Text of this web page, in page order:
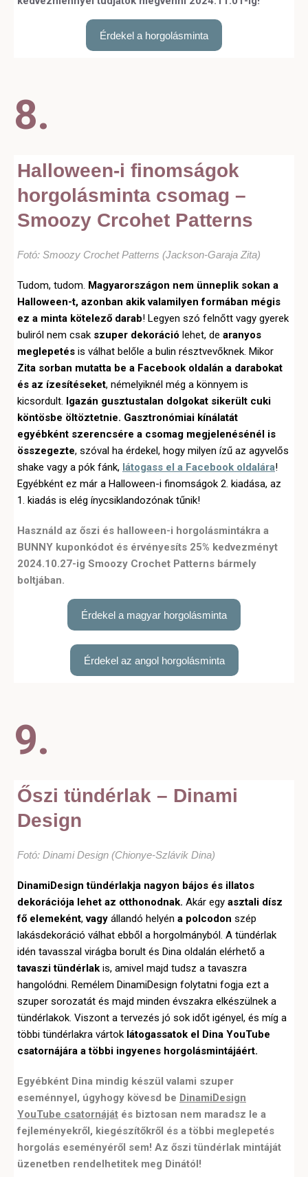
Érdekel a horgolásminta
8.
Halloween-i finomságok
horgolásminta csomag –
Smoozy Crcohet Patterns
Fotó: Smoozy Crochet Patterns (Jackson-Garaja Zita)
Tudom, tudom. Magyarországon nem ünneplik sokan a
Halloween-t, azonban akik valamilyen formában mégis
ez a minta kötelező darab! Legyen szó felnőtt vagy gyerek
buliról nem csak szuper dekoráció lehet, de aranyos
meglepetés is válhat belőle a bulin résztvevőknek. Mikor
Zita sorban mutatta be a Facebook oldalán a darabokat
és az ízesítéseket, némelyiknél még a könnyem is
kicsordult. Igazán gusztustalan dolgokat sikerült cuki
köntösbe öltöztetnie. Gasztronómiai kínálatát
egyébként szerencsére a csomag megjelenésénél is
összegezte, szóval ha érdekel, hogy milyen ízű az agyvelős
shake vagy a pók fánk, látogass el a Facebook oldalára!
Egyébként ez már a Halloween-i finomságok 2. kiadása, az
1. kiadás is elég ínycsiklandozónak tűnik!
Használd az őszi és halloween-i horgolásmintákra a
BUNNY kuponkódot és érvényesíts 25% kedvezményt
2024.10.27-ig Smoozy Crochet Patterns bármely
boltjában.
Érdekel a magyar horgolásminta
Érdekel az angol horgolásminta
9.
Őszi tündérlak – Dinami
Design
Fotó: Dinami Design (Chionye-Szlávik Dina)
DinamiDesign tündérlakja nagyon bájos és illatos
dekorációja lehet az otthonodnak. Akár egy asztali dísz
fő elemeként,vagy állandó helyén a polcodon szép
lakásdekoráció válhat ebből a horgolmányból. A tündérlak
idén tavasszal virágba borult és Dina oldalán elérhető a
tavaszi tündérlak is, amivel majd tudsz a tavaszra
hangolódni. Remélem DinamiDesign folytatni fogja ezt a
szuper sorozatát és majd minden évszakra elkészülnek a
tündérlakok. Viszont a tervezés jó sok időt igényel, és míg a
többi tündérlakra vártok látogassatok el Dina YouTube
csatornájára a többi ingyenes horgolásmintájáért.
Egyébként Dina mindig készül valami szuper
eseménnyel, úgyhogy kövesd be DinamiDesign
YouTube csatornáját és biztosan nem maradsz le a
fejleményekről, kiegészítőkről és a többi meglepetés
horgolás eseményéről sem! Az őszi tündérlak mintáját
üzenetben rendelhetitek meg Dinától!